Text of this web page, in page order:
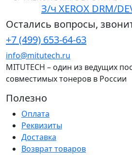
З/ч XEROX DRM/
Остались вопросы,
+7 (499) 653-64-63
info@mitutech.ru
MITUTECH – один из ведущих
совместимых тонеров в России
Полезно
Оплата
Реквизиты
Доставка
Возврат товаров